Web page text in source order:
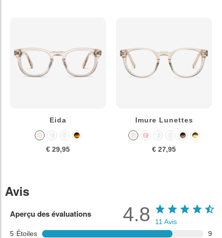
Eida
€ 29,95
Imure Lunettes
€ 27,95
Avis
Aperçu des évaluations
5 Étoiles
9
4.8 11Avis